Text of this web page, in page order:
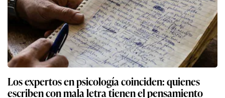
Los expertos en psicología coinciden: quienes
escriben con mala letra tienen el pensamiento